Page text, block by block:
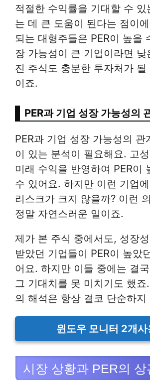
적절한 수익률을 기대할 수
는 데 큰 도움이 된다는 점이
되는 대형주들은 PER이 높을
장 가능성이 큰 기업이라면 낮
진 주식도 충분한 투자처가
이죠.
PER과 기업 성장 가능성의
PER과 기업 성장 가능성의 관
이 있는 분석이 필요해요. 고
미래 수익을 반영하여 PER이
수 있어요. 하지만 이런 기업
리스크가 크지 않을까? 이런
정말 자연스러운 일이죠.
제가 본 주식 중에서도, 성장
받았던 기업들이 PER이 높았
어요. 하지만 이들 중에는 결
그 기대치를 못 미치기도 했죠
의 해석은 항상 결코 단순하지
윈도우 모니터 2개사
시장 상황과 PER의 상